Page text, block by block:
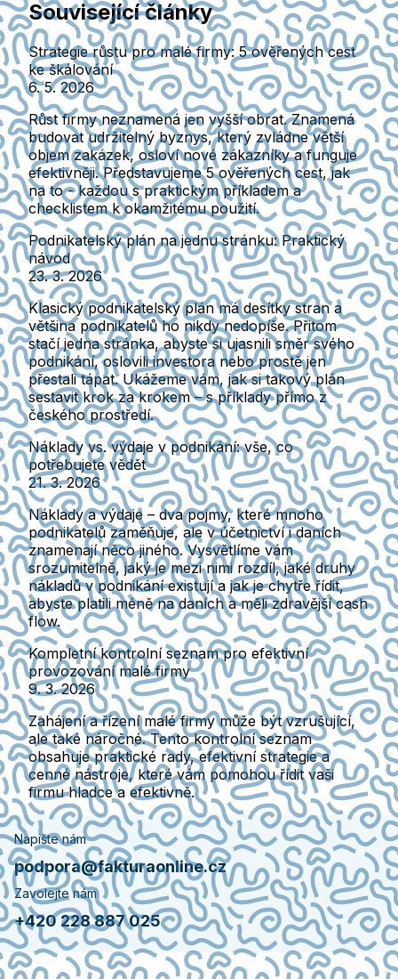
Související články
Strategie růstu pro malé firmy: 5 ověřených cest
ke škálování
6. 5. 2026
Růst firmy neznamená jen vyšší obrat. Znamená
budovat udržitelný byznys, který zvládne větší
objem zakázek, osloví nové zákazníky a funguje
efektivněji. Představujeme 5 ověřených cest, jak
na to - každou s praktickým příkladem a
checklistem k okamžitému použití.
Podnikatelský plán na jednu stránku: Praktický
návod
23. 3. 2026
Klasický podnikatelský plán má desítky stran a
většina podnikatelů ho nikdy nedopíše. Přitom
stačí jedna stránka, abyste si ujasnili směr svého
podnikání, oslovili investora nebo prostě jen
přestali tápat. Ukážeme vám, jak si takový plán
sestavit krok za krokem – s příklady přímo z
českého prostředí.
Náklady vs. výdaje v podnikání: vše, co
potřebujete vědět
21. 3. 2026
Náklady a výdaje – dva pojmy, které mnoho
podnikatelů zaměňuje, ale v účetnictví i daních
znamenají něco jiného. Vysvětlíme vám
srozumitelně, jaký je mezi nimi rozdíl, jaké druhy
nákladů v podnikání existují a jak je chytře řídit,
abyste platili méně na daních a měli zdravější cash
flow.
Kompletní kontrolní seznam pro efektivní
provozování malé firmy
9. 3. 2026
Zahájení a řízení malé firmy může být vzrušující,
ale také náročné. Tento kontrolní seznam
obsahuje praktické rady, efektivní strategie a
cenné nástroje, které vám pomohou řídit vaši
firmu hladce a efektivně.
Napište nám
podpora@fakturaonline.cz
Zavolejte nám
+420 228 887 025